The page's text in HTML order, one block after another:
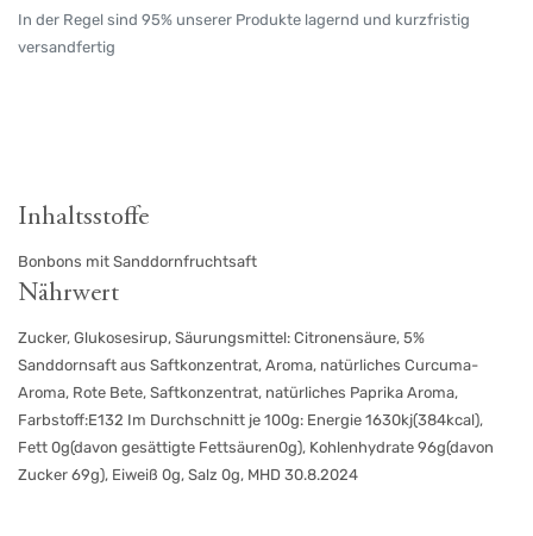
In der Regel sind 95% unserer Produkte lagernd und kurzfristig
versandfertig
Inhaltsstoffe
Bonbons mit Sanddornfruchtsaft
Nährwert
Zucker, Glukosesirup, Säurungsmittel: Citronensäure, 5%
Sanddornsaft aus Saftkonzentrat, Aroma, natürliches Curcuma-
Aroma, Rote Bete, Saftkonzentrat, natürliches Paprika Aroma,
Farbstoff:E132 Im Durchschnitt je 100g: Energie 1630kj(384kcal),
Fett 0g(davon gesättigte Fettsäuren0g), Kohlenhydrate 96g(davon
Zucker 69g), Eiweiß 0g, Salz 0g, MHD 30.8.2024